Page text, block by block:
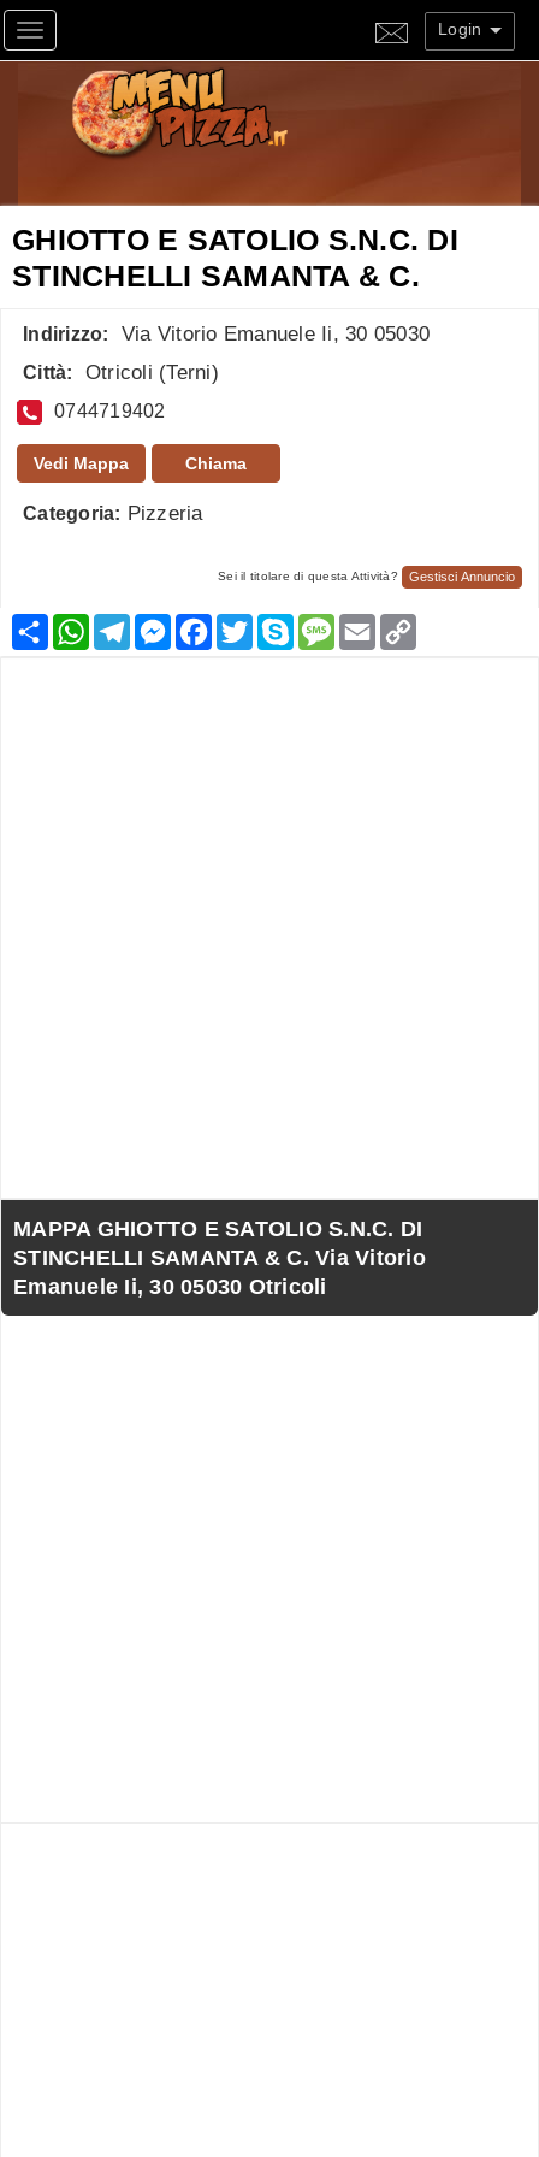
Toggle navigation Login
GHIOTTO E SATOLIO S.N.C. DI
STINCHELLI SAMANTA & C.
Indirizzo: Via Vitorio Emanuele Ii, 30 05030
Città: Otricoli (Terni)
0744719402
Vedi Mappa Chiama
Categoria: Pizzeria
Sei il titolare di questa Attività? Gestisci Annuncio
CondividiWhatsApp
TelegramMessenger
Facebook
TwitterSkypeMessage
Email
MAPPA GHIOTTO E SATOLIO S.N.C. DI
STINCHELLI SAMANTA & C. Via Vitorio
Emanuele Ii, 30 05030 Otricoli